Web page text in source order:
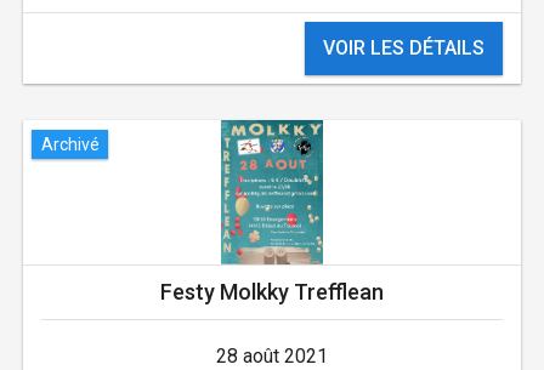
VOIR LES DÉTAILS
Archivé
Festy Molkky Trefflean
28 août 2021